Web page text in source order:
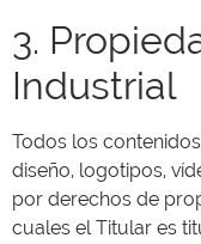
3.
Industrial
Todos los
diseño, logotipos,
por derechos de
cuales el Titular es